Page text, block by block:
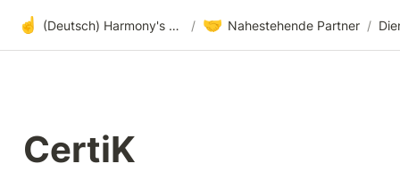
☝️ (Deutsch) Harmony's offene Entwicklung / 🤝 Nahestehende Partner /
CertiK